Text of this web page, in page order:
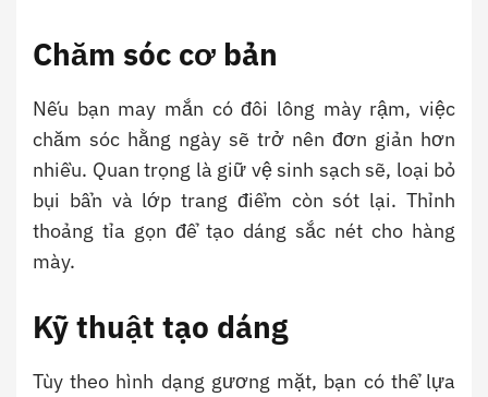
Chăm sóc cơ bản
Nếu bạn may mắn có đôi lông mày rậm, việc
chăm sóc hằng ngày sẽ trở nên đơn giản hơn
nhiều. Quan trọng là giữ vệ sinh sạch sẽ, loại bỏ
bụi bẩn và lớp trang điểm còn sót lại. Thỉnh
thoảng tỉa gọn để tạo dáng sắc nét cho hàng
mày.
Kỹ thuật tạo dáng
Tùy theo hình dạng gương mặt, bạn có thể lựa